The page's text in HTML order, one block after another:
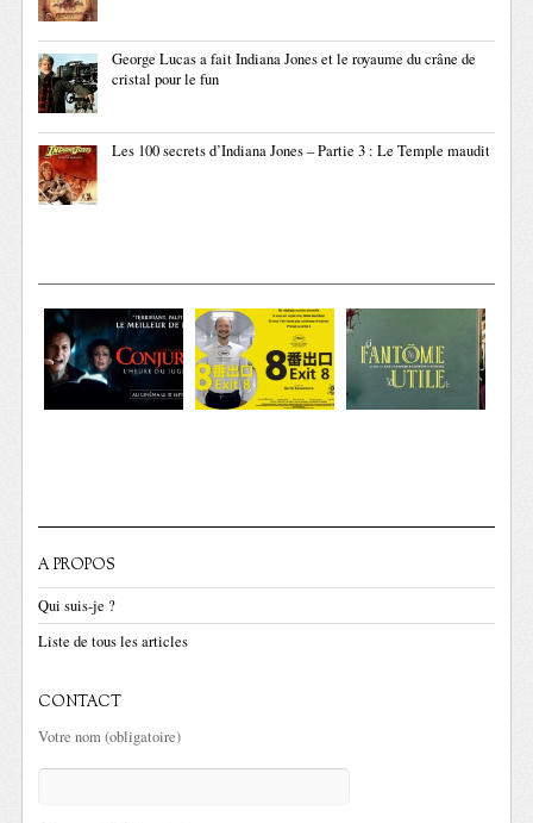
George Lucas a fait Indiana Jones et le royaume du crâne de
cristal pour le fun
Les 100 secrets d’Indiana Jones – Partie 3 : Le Temple maudit
A PROPOS
Qui suis-je ?
Liste de tous les articles
CONTACT
Votre nom (obligatoire)